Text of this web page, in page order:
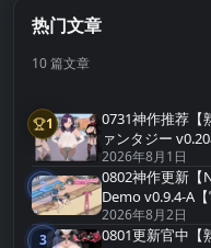
热门文章
10 篇文章
第1名
1
0731神作推荐【
ァンタジー
2026年8月1日
第2名
2
0802神作更新【
Demo v0.9.4-A【
2026年8月2日
3
0801更新官中【